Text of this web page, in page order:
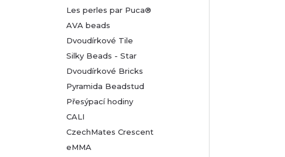
Les perles par Puca®
AVA beads
Dvoudírkové Tile
Silky Beads - Star
Dvoudírkové Bricks
Pyramida Beadstud
Přesýpací hodiny
CALI
CzechMates Crescent
eMMA